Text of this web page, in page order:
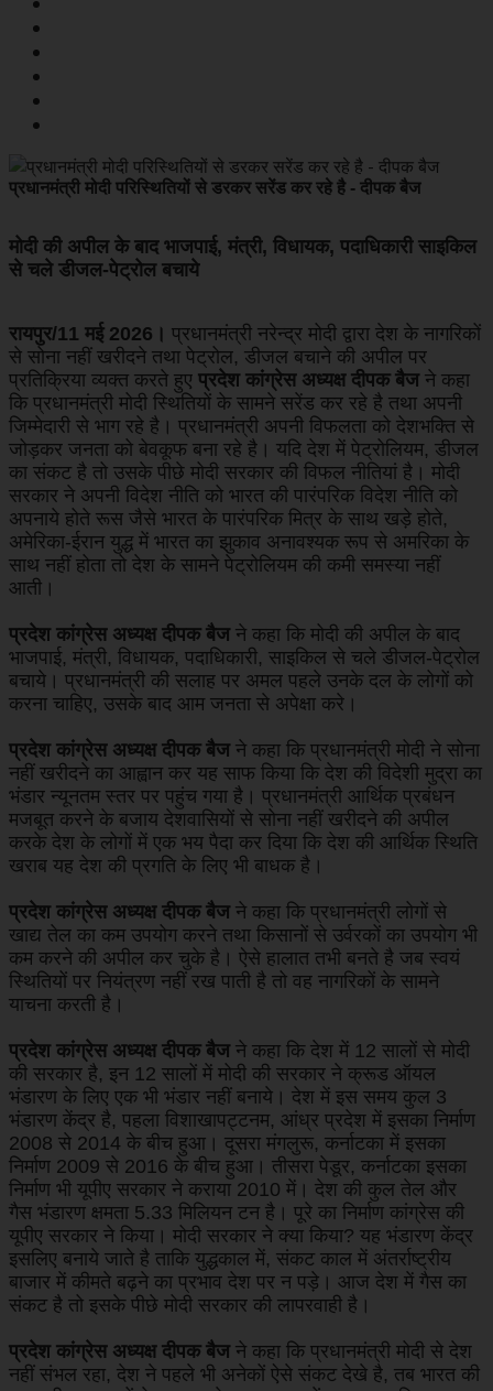
प्रधानमंत्री मोदी परिस्थितियों से डरकर सरेंड कर रहे है - दीपक बैज
मोदी की अपील के बाद भाजपाई, मंत्री, विधायक, पदाधिकारी साइकिल
से चले डीजल-पेट्रोल बचाये
रायपुर/11 मई 2026। प्रधानमंत्री नरेन्द्र मोदी द्वारा देश के नागरिकों
से सोना नहीं खरीदने तथा पेट्रोल, डीजल बचाने की अपील पर
प्रतिक्रिया व्यक्त करते हुए प्रदेश कांग्रेस अध्यक्ष दीपक बैज ने कहा
कि प्रधानमंत्री मोदी स्थितियों के सामने सरेंड कर रहे है तथा अपनी
जिम्मेदारी से भाग रहे है। प्रधानमंत्री अपनी विफलता को देशभक्ति से
जोड़कर जनता को बेवकूफ बना रहे है। यदि देश में पेट्रोलियम, डीजल
का संकट है तो उसके पीछे मोदी सरकार की विफल नीतियां है। मोदी
सरकार ने अपनी विदेश नीति को भारत की पारंपरिक विदेश नीति को
अपनाये होते रूस जैसे भारत के पारंपरिक मित्र के साथ खड़े होते,
अमेरिका-ईरान युद्ध में भारत का झुकाव अनावश्यक रूप से अमरिका के
साथ नहीं होता तो देश के सामने पेट्रोलियम की कमी समस्या नहीं
आती।
प्रदेश कांग्रेस अध्यक्ष दीपक बैज ने कहा कि मोदी की अपील के बाद
भाजपाई, मंत्री, विधायक, पदाधिकारी, साइकिल से चले डीजल-पेट्रोल
बचाये। प्रधानमंत्री की सलाह पर अमल पहले उनके दल के लोगों को
करना चाहिए, उसके बाद आम जनता से अपेक्षा करे।
प्रदेश कांग्रेस अध्यक्ष दीपक बैज ने कहा कि प्रधानमंत्री मोदी ने सोना
नहीं खरीदने का आह्वान कर यह साफ किया कि देश की विदेशी मुद्रा का
भंडार न्यूनतम स्तर पर पहुंच गया है। प्रधानमंत्री आर्थिक प्रबंधन
मजबूत करने के बजाय देशवासियों से सोना नहीं खरीदने की अपील
करके देश के लोगों में एक भय पैदा कर दिया कि देश की आर्थिक स्थिति
खराब यह देश की प्रगति के लिए भी बाधक है।
प्रदेश कांग्रेस अध्यक्ष दीपक बैज ने कहा कि प्रधानमंत्री लोगों से
खाद्य तेल का कम उपयोग करने तथा किसानों से उर्वरकों का उपयोग भी
कम करने की अपील कर चुके है। ऐसे हालात तभी बनते है जब स्वयं
स्थितियों पर नियंत्रण नहीं रख पाती है तो वह नागरिकों के सामने
याचना करती है।
प्रदेश कांग्रेस अध्यक्ष दीपक बैज ने कहा कि देश में 12 सालों से मोदी
की सरकार है, इन 12 सालों में मोदी की सरकार ने क्रूड ऑयल
भंडारण के लिए एक भी भंडार नहीं बनाये। देश में इस समय कुल 3
भंडारण केंद्र है, पहला विशाखापट्टनम, आंध्र प्रदेश में इसका निर्माण
2008 से 2014 के बीच हुआ। दूसरा मंगलुरू, कर्नाटका में इसका
निर्माण 2009 से 2016 के बीच हुआ। तीसरा पेडूर, कर्नाटका इसका
निर्माण भी यूपीए सरकार ने कराया 2010 में। देश की कुल तेल और
गैस भंडारण क्षमता 5.33 मिलियन टन है। पूरे का निर्माण कांग्रेस की
यूपीए सरकार ने किया। मोदी सरकार ने क्या किया? यह भंडारण केंद्र
इसलिए बनाये जाते है ताकि युद्धकाल में, संकट काल में अंतर्राष्ट्रीय
बाजार में कीमते बढ़ने का प्रभाव देश पर न पड़े। आज देश में गैस का
संकट है तो इसके पीछे मोदी सरकार की लापरवाही है।
प्रदेश कांग्रेस अध्यक्ष दीपक बैज ने कहा कि प्रधानमंत्री मोदी से देश
नहीं संभल रहा, देश ने पहले भी अनेकों ऐसे संकट देखे है, तब भारत की